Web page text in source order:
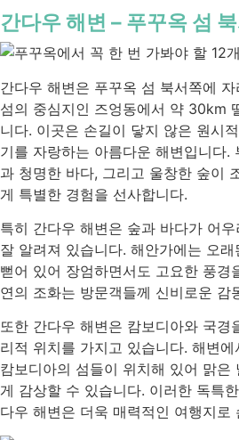
간다우 해변 – 푸꾸옥 섬
간다우 해변은 푸꾸옥 섬 북서쪽에
섬의 중심지인 즈엉동에서 약 30km
니다. 이곳은 손길이 닿지 않은 원시
기를 자랑하는 아름다운 해변입니다.
과 청명한 바다, 그리고 울창한 숲이
게 특별한 경험을 선사합니다.
특히 간다우 해변은 숲과 바다가 어
잘 알려져 있습니다. 해안가에는 오
뻗어 있어 장엄하면서도 고요한 풍경
연의 조화는 방문객들께 신비로운 감
또한 간다우 해변은 캄보디아와 국경
리적 위치를 가지고 있습니다. 해변
캄보디아의 섬들이 위치해 있어 맑은
게 감상할 수 있습니다. 이러한 독특
다우 해변은 더욱 매력적인 여행지로